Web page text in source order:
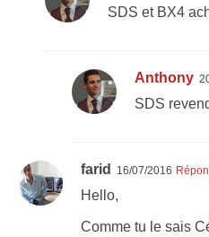
SDS et BX4
Anthony
SDS
farid 16/07/2016
Hello,
Comme tu le sais